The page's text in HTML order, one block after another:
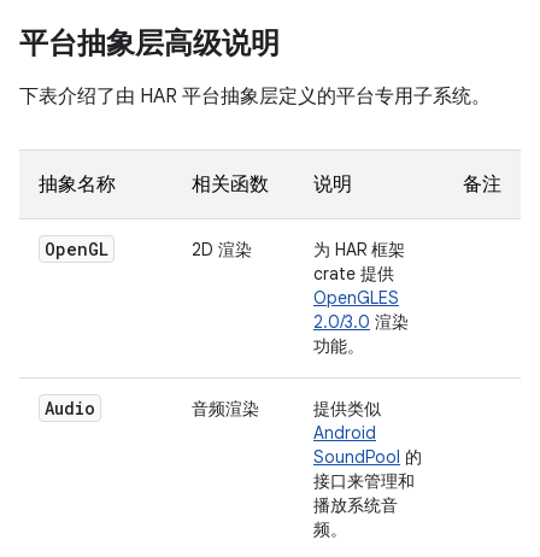
平台抽象层高级说明
下表介绍了由 HAR 平台抽象层定义的平台专用子系统。
抽象名称 相关函数 说明 备注
OpenGL 2D 渲染
为 HAR 框架
crate 提供
OpenGLES
2.0/3.0 渲染
功能。
Audio 音频渲染
提供类似
Android
SoundPool 的
接口来管理和
播放系统音
频。